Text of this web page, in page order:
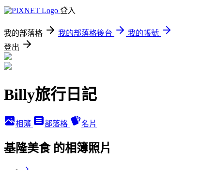
登入
我的部落格 我的部落格後台
我的帳號
登出
Billy旅行日記
相簿 部落格 名片
基隆美食 的相簿照片